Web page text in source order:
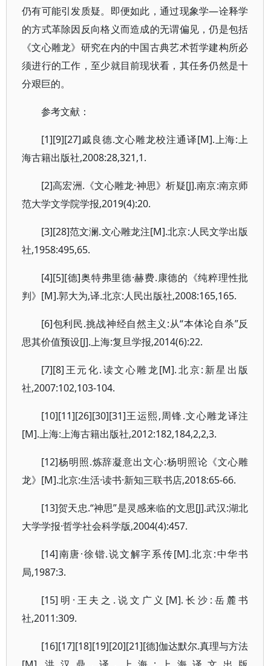
仍有可能引发质疑。即便如此，通过现象学—诠释学
的方式革除因反向格义而造成的无谓偏见，仍是包括
《文心雕龙》研究在内的中国古典艺术哲学建构所必
须进行的工作，至少就目前现状看，其任务仍然是十
分艰巨的。
参考文献：
[1][9][27]戚良德.文心雕龙校注通译[M].上海:上
海古籍出版社,2008:28,321,1.
[2]高宏洲.《文心雕龙·神思》析疑[J].南京:南京师
范大学文学院学报,2019(4):20.
[3][28]范文澜.文心雕龙注[M].北京:人民文学出版
社,1958:495,65.
[4][5][德]奥特弗里德·赫费.康德的《纯粹理性批
判》[M].郭大为,译.北京:人民出版社,2008:165,165.
[6]包利民.挑战神经自然主义:从“本体论自杀”反
思其价值预设[J].上海:复旦学报,2014(6):22.
[7][8]王元化.读文心雕龙[M].北京:新星出版
社,2007:102,103-104.
[10][11][26][30][31]王运熙,周锋.文心雕龙译注
[M].上海:上海古籍出版社,2012:182,184,2,2,3.
[12]杨明照.炼辞凝意出文心:杨明照论《文心雕
龙》[M].北京:生活·读书·新知三联书店,2018:65-66.
[13]贺天忠.“神思”是灵感来临的文思[J].武汉:湖北
大学学报·哲学社会科学版,2004(4):457.
[14]南唐·徐锴.说文解字系传[M].北京:中华书
局,1987:3.
[15]明·王夫之.说文广义[M].长沙:岳麓书
社,2011:309.
[16][17][18][19][20][21][德]伽达默尔.真理与方法